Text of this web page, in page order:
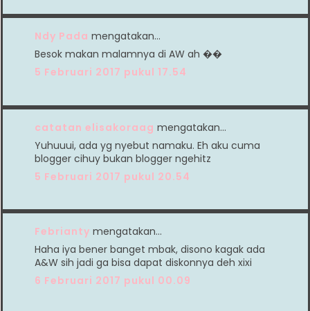
Ndy Pada mengatakan…
Besok makan malamnya di AW ah ��
5 Februari 2017 pukul 17.54
catatan elisakoraag mengatakan…
Yuhuuui, ada yg nyebut namaku. Eh aku cuma
blogger cihuy bukan blogger ngehitz
5 Februari 2017 pukul 20.54
Febrianty mengatakan…
Haha iya bener banget mbak, disono kagak ada
A&W sih jadi ga bisa dapat diskonnya deh xixi
6 Februari 2017 pukul 00.09